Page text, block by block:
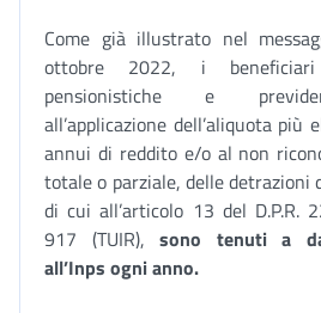
Come già illustrato nel
ottobre 2022, i
pensionistiche e
all’applicazione dell’aliquota più
annui di reddito e/o al non
totale o parziale, delle detrazioni
di cui all’articolo 13 del D.P.R.
917 (TUIR), sono tenuti a
all’Inps ogni anno.